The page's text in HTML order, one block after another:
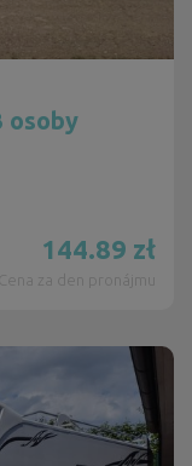
osoby
144.89 zł
Cena za den pronájmu